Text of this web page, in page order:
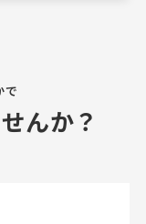
で
んか？